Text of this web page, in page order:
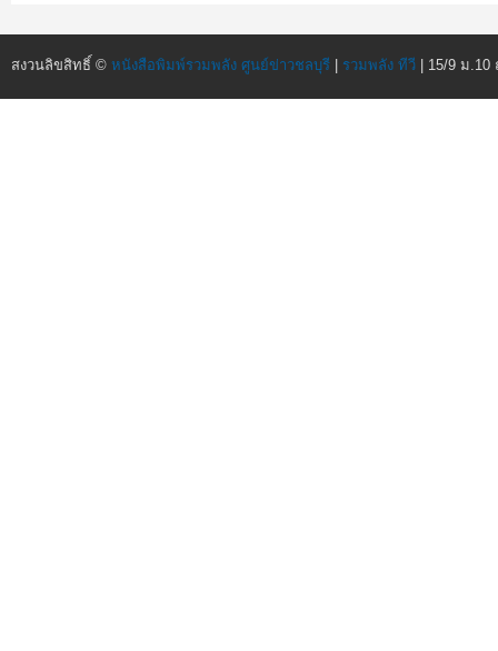
สงวนลิขสิทธิ์ © หนังสือพิมพ์รวมพลัง ศูนย์ข่าวชลบุรี | รวมพลัง ทีวี | 15/9 ม.10